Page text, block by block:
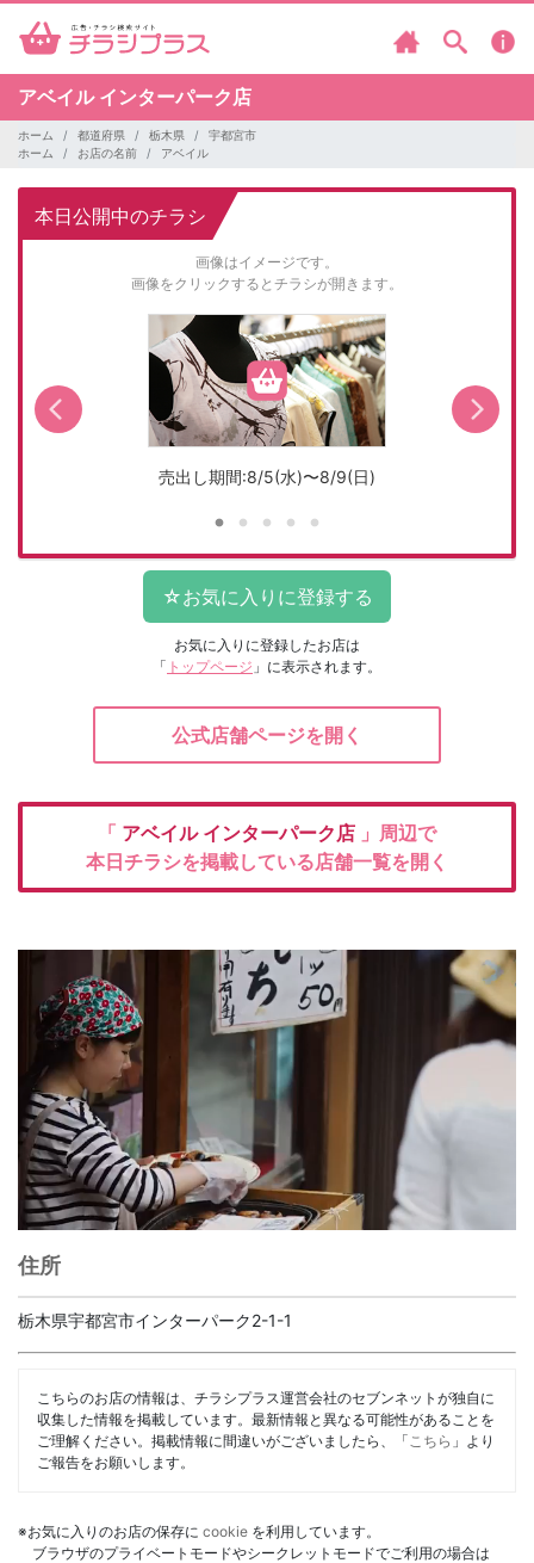
アベイル インターパーク店
ホーム 都道府県 栃木県
宇都宮市
ホーム
お店の名前 アベイル
本日公開中のチラシ
画像はイメージです。
画像をクリックするとチラシが開きます。
売出し期間:8/5(水)〜8/9(日)
お気に入りに登録したお店は
「 トップページ 」に表示されます。
公式店舗ページを開く
「 アベイル インターパーク店 」周辺で
本日チラシを掲載している店舗一覧を開く
住所
栃木県宇都宮市インターパーク2-1-1
こちらのお店の情報は、チラシプラス運営会社のセブンネットが独自に
収集した情報を掲載しています。最新情報と異なる可能性があることを
ご理解ください。掲載情報に間違いがございましたら、「 こちら 」より
ご報告をお願いします。
※お気に入りのお店の保存に cookie を利用しています。
ブラウザのプライベートモードやシークレットモードでご利用の場合は